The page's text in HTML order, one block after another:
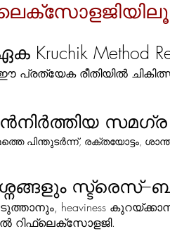
Method
രീതിയിൽ
പിന്തുടർന്ന്, രക്തയോട്ടം,
heaviness
റിഫ്ലെക്സോളജി.